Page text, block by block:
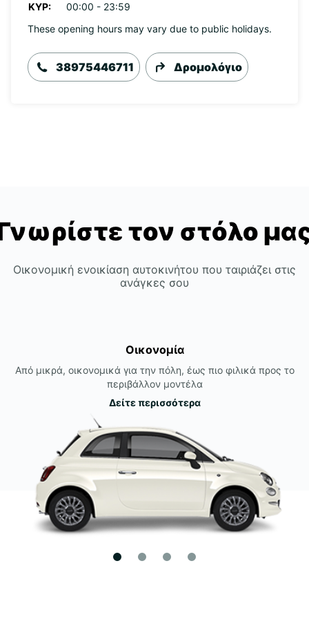
ΚΥΡ:
00:00 - 23:59
These opening hours may vary due to public holidays.
38975446711 Δρομολόγιο
τον στόλο
Οικονομική ενοικίαση αυτοκινήτου που ταιριάζει στις
ανάγκες σου
Οικονομία
Από μικρά, οικονομικά για την πόλη, έως πιο φιλικά προς το
περιβάλλον μοντέλα
Δείτε περισσότερα